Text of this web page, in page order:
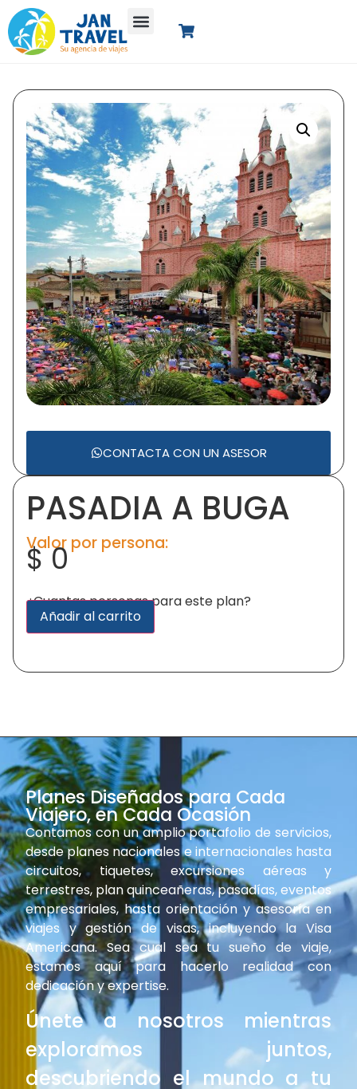
CONTACTA CON UN ASESOR
PASADIA A BUGA
Valor por persona:
$0
¿Cuantas personas para este plan?
Añadir al carrito
Alternative:
Planes Diseñados para Cada
Viajero, en Cada Ocasión
Contamos con un amplio portafolio de servicios,
desde planes nacionales e internacionales hasta
circuitos, tiquetes, excursiones aéreas y
terrestres, plan quinceañeras, pasadías, eventos
empresariales, hasta orientación y asesoría en
viajes y gestión de visas, incluyendo la Visa
Americana. Sea cual sea tu sueño de viaje,
estamos aquí para hacerlo realidad con
dedicación y expertise.
Únete a nosotros mientras
exploramos juntos,
descubriendo el mundo a tu